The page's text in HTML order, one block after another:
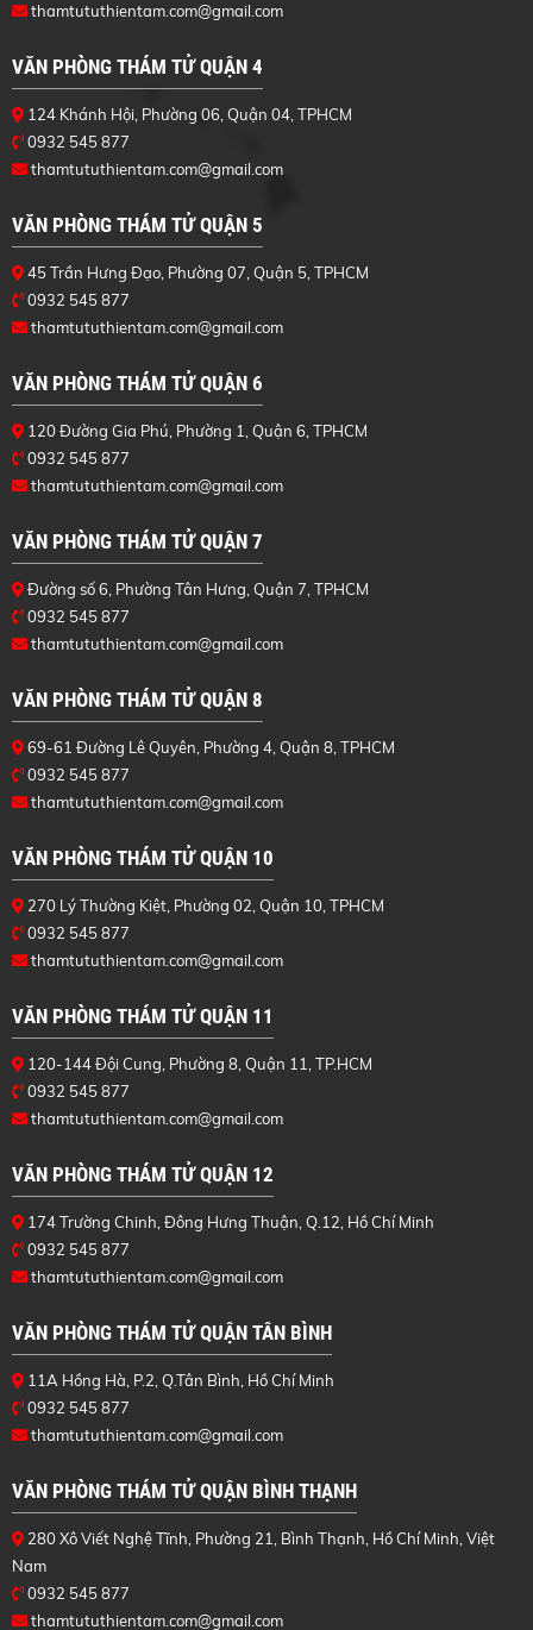
thamtututhientam.com@gmail.com
VĂN PHÒNG THÁM TỬ QUẬN 4
124 Khánh Hội, Phường 06, Quận 04, TPHCM
0932 545 877
thamtututhientam.com@gmail.com
VĂN PHÒNG THÁM TỬ QUẬN 5
45 Trần Hưng Đạo, Phường 07, Quận 5, TPHCM
0932 545 877
thamtututhientam.com@gmail.com
VĂN PHÒNG THÁM TỬ QUẬN 6
120 Đường Gia Phú, Phường 1, Quận 6, TPHCM
0932 545 877
thamtututhientam.com@gmail.com
VĂN PHÒNG THÁM TỬ QUẬN 7
Đường số 6, Phường Tân Hưng, Quận 7, TPHCM
0932 545 877
thamtututhientam.com@gmail.com
VĂN PHÒNG THÁM TỬ QUẬN 8
69-61 Đường Lê Quyên, Phường 4, Quận 8, TPHCM
0932 545 877
thamtututhientam.com@gmail.com
VĂN PHÒNG THÁM TỬ QUẬN 10
270 Lý Thường Kiệt, Phường 02, Quận 10, TPHCM
0932 545 877
thamtututhientam.com@gmail.com
VĂN PHÒNG THÁM TỬ QUẬN 11
120-144 Đội Cung, Phường 8, Quận 11, TP.HCM
0932 545 877
thamtututhientam.com@gmail.com
VĂN PHÒNG THÁM TỬ QUẬN 12
174 Trường Chinh, Đông Hưng Thuận, Q.12, Hồ Chí Minh
0932 545 877
thamtututhientam.com@gmail.com
VĂN PHÒNG THÁM TỬ QUẬN TÂN BÌNH
11A Hồng Hà, P.2, Q.Tân Bình, Hồ Chí Minh
0932 545 877
thamtututhientam.com@gmail.com
VĂN PHÒNG THÁM TỬ QUẬN BÌNH THẠNH
280 Xô Viết Nghệ Tĩnh, Phường 21, Bình Thạnh, Hồ Chí Minh, Việt
Nam
0932 545 877
thamtututhientam.com@gmail.com